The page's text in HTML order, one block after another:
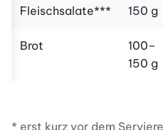
Fleischsalate*** 150 g
Brot
100–
150 g
* erst kurz vor dem